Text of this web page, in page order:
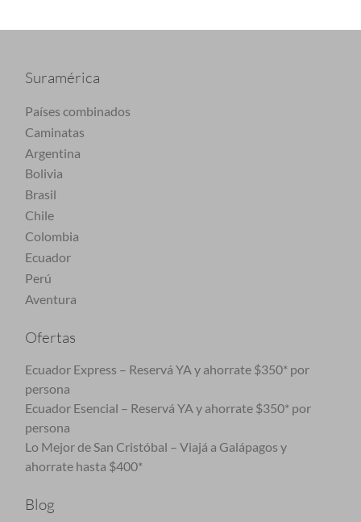
Suramérica
Países combinados
Caminatas
Argentina
Bolivia
Brasil
Chile
Colombia
Ecuador
Perú
Aventura
Ofertas
Ecuador Express – Reservá YA y ahorrate $350* por
persona
Ecuador Esencial – Reservá YA y ahorrate $350* por
persona
Lo Mejor de San Cristóbal – Viajá a Galápagos y
ahorrate hasta $400*
Blog